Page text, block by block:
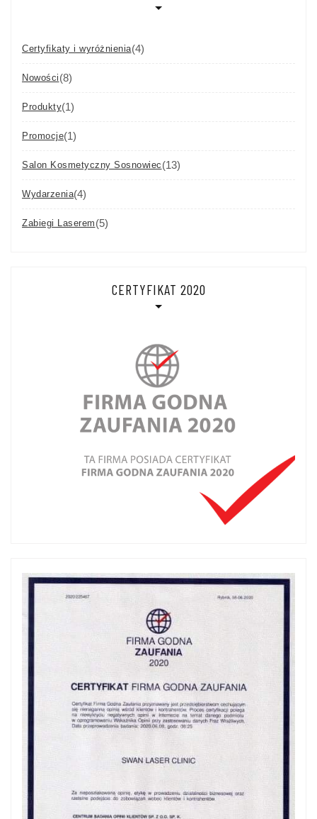
Certyfikaty i wyróżnienia(4)
Nowości (8)
Produkty(1)
Promocje(1)
Salon Kosmetyczny Sosnowiec (13)
Wydarzenia(4)
Zabiegi Laserem (5)
CERTYFIKAT 2020